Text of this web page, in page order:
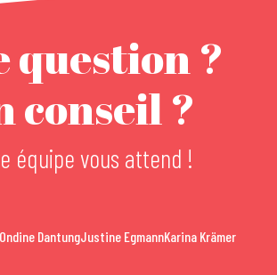
question ?
conseil ?
équipe vous attend !
Ondine DantungJustine EgmannKarina Krämer